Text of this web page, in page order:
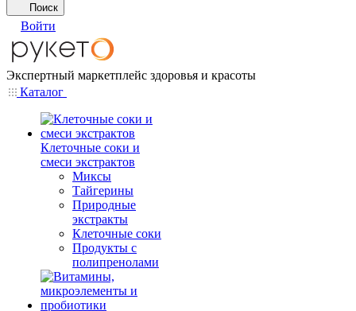
Поиск
Войти
Экспертный маркетплейс здоровья и красоты
Каталог
Клеточные соки и
смеси экстрактов
Миксы
Тайгерины
Природные
экстракты
Клеточные соки
Продукты с
полипренолами